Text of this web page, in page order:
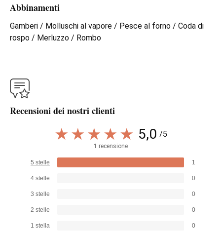
Abbinamenti
Gamberi / Molluschi al vapore / Pesce al forno / Coda di
rospo / Merluzzo / Rombo
Recensioni dei nostri clienti
5,0 /5
1 recensione
5 stelle 1
4 stelle 0
3 stelle 0
2 stelle 0
1 stella
0